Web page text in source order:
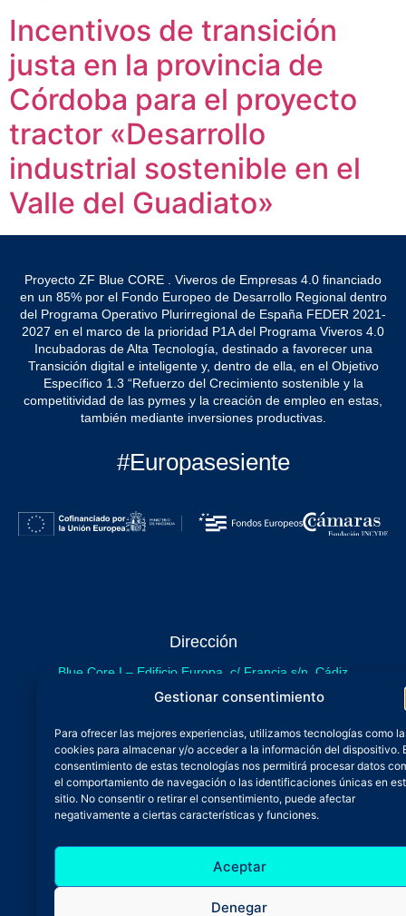
Gestionar consentimiento
Para ofrecer las mejores experiencias, utilizamos tecnologías como
cookies para almacenar y/o acceder a la información del dispositivo.
consentimiento de estas tecnologías nos permitirá procesar datos
el comportamiento de navegación o las identificaciones únicas en
sitio. No consentir o retirar el consentimiento, puede afectar
negativamente a ciertas características y funciones.
Aceptar
Denegar
Incentivos de transición
justa en la provincia de
Córdoba para el proyecto
tractor «Desarrollo
industrial sostenible en el
Valle del Guadiato»
Proyecto ZF Blue CORE . Viveros de Empresas 4.0 financiado
en un 85% por el Fondo Europeo de Desarrollo Regional dentro
del Programa Operativo Plurirregional de España FEDER 2021-
2027 en el marco de la prioridad P1A del Programa Viveros 4.0
Incubadoras de Alta Tecnología, destinado a favorecer una
Transición digital e inteligente y, dentro de ella, en el Objetivo
Específico 1.3 “Refuerzo del Crecimiento sostenible y la
competitividad de las pymes y la creación de empleo en estas,
también mediante inversiones productivas.
#Europasesiente
Dirección
Blue Core I – Edificio Europa, c/ Francia s/n. Cádiz
sede provisional de Blue Core - Incubazul
próximamente.
Teléfono y Whatsapp
600 515 071
De lunes a viernes
Oficina 24/7
Atención continuada
Email
admin@zfbluecore.es